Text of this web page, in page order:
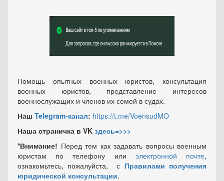
Помощь опытных военных юристов, консультация
военных юристов, представление интересов
военнослужащих и членов их семей в судах.
Наш Telegram-канал: https://t.me/VoensudMO
Наша страничка в VK здесь=>>>
*Внимание! Перед тем как задавать вопросы военным
юристам по телефону или электронной почте,
ознакомьтесь, пожалуйста, с Правилами получения
юридической консультации.